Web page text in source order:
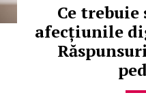
Ce trebuie
afecțiunile